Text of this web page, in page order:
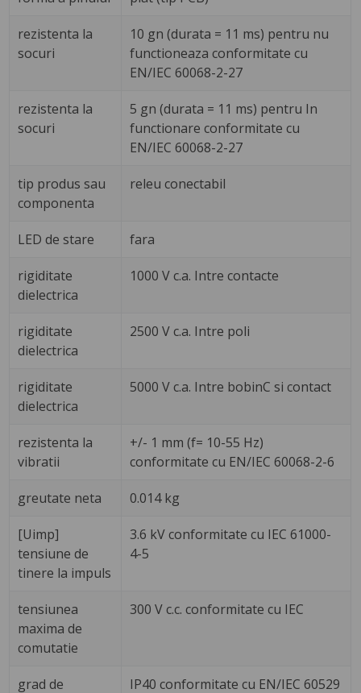
rezistenta la
socuri
10 gn (durata = 11 ms) pentru nu
functioneaza conformitate cu
EN/IEC 60068-2-27
rezistenta la
socuri
5 gn (durata = 11 ms) pentru In
functionare conformitate cu
EN/IEC 60068-2-27
tip produs sau
componenta
releu conectabil
LED de stare fara
rigiditate
dielectrica
1000 V c.a. Intre contacte
rigiditate
dielectrica
2500 V c.a. Intre poli
rigiditate
dielectrica
5000 V c.a. Intre bobinC si contact
rezistenta la
vibratii
+/- 1 mm (f= 10-55 Hz)
conformitate cu EN/IEC 60068-2-6
greutate neta 0.014 kg
[Uimp]
tensiune de
tinere la impuls
3.6 kV conformitate cu IEC 61000-
4-5
tensiunea
maxima de
comutatie
300 V c.c. conformitate cu IEC
grad de IP40 conformitate cu EN/IEC 60529